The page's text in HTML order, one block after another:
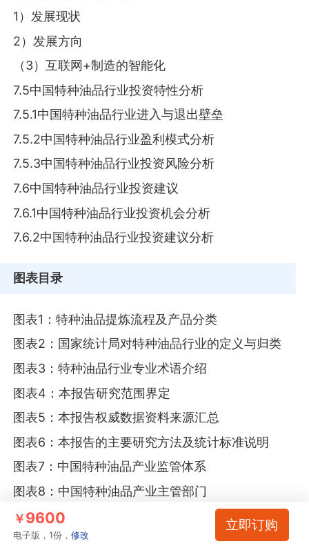
1）发展现状
2）发展方向
（3）互联网+制造的智能化
7.5中国特种油品行业投资特性分析
7.5.1中国特种油品行业进入与退出壁垒
7.5.2中国特种油品行业盈利模式分析
7.5.3中国特种油品行业投资风险分析
7.6中国特种油品行业投资建议
7.6.1中国特种油品行业投资机会分析
7.6.2中国特种油品行业投资建议分析
图表目录
图表1：特种油品提炼流程及产品分类
图表2：国家统计局对特种油品行业的定义与归类
图表3：特种油品行业专业术语介绍
图表4：本报告研究范围界定
图表5：本报告权威数据资料来源汇总
图表6：本报告的主要研究方法及统计标准说明
图表7：中国特种油品产业监管体系
图表8：中国特种油品产业主管部门
图表9：中国特种油品产业自律组织
图表10：截至2024年中国特种油品相关行业标准体
￥9600
电子版，1份，修改
立即订购